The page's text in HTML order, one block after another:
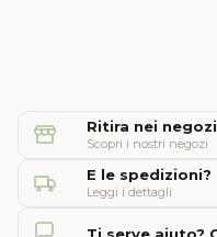
Ritira nei negozi
Scopri i nostri negozi
E le spedizioni?
Leggi i dettagli